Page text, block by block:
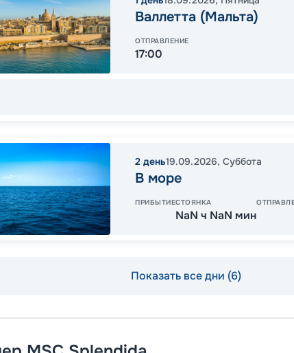
Валлетта (Мальта)
ОТПРАВЛЕНИЕ
17:00
2 день19.09.2026, Суббота
В море
ПРИБЫТИЕСТОЯНКА
NaN ч NaN мин
Показать все дни (6)